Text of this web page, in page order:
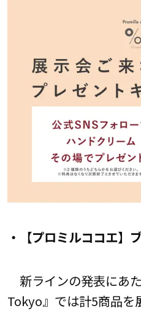
・【プロミルココエ】
新ラインの発表にあ
Tokyo』では計5商品を